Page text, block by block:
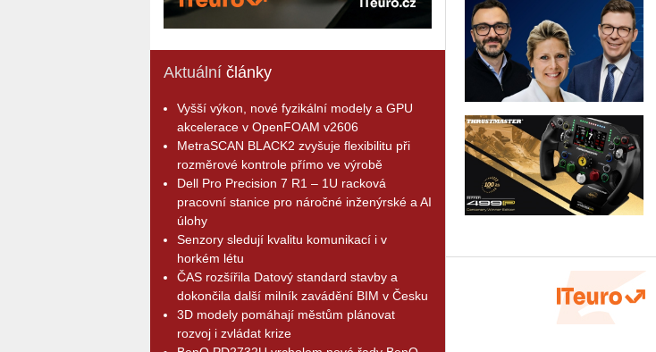
Aktuální články
Vyšší výkon, nové fyzikální modely a GPU
akcelerace v OpenFOAM v2606
MetraSCAN BLACK2 zvyšuje flexibilitu při
rozměrové kontrole přímo ve výrobě
Dell Pro Precision 7 R1 – 1U racková
pracovní stanice pro náročné inženýrské a AI
úlohy
Senzory sledují kvalitu komunikací i v
horkém létu
ČAS rozšířila Datový standard stavby a
dokončila další milník zavádění BIM v Česku
3D modely pomáhají městům plánovat
rozvoj i zvládat krize